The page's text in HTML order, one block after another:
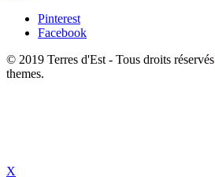
Pinterest
Facebook
© 2019 Terres d'Est - Tous droits réservés
themes.
X